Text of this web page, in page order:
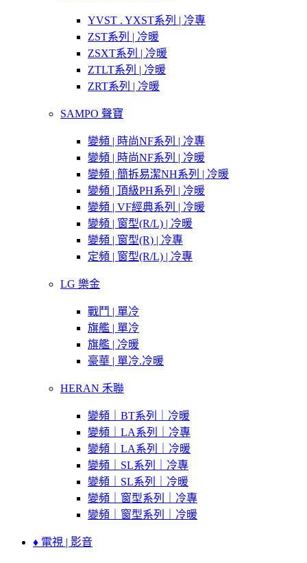
YVST . YXST系列 | 冷專
ZST系列 | 冷暖
ZSXT系列 | 冷暖
ZTLT系列 | 冷暖
ZRT系列 | 冷暖
SAMPO 聲寶
變頻 | 時尚NF系列 | 冷專
變頻 | 時尚NF系列 | 冷暖
變頻 | 簡拆易潔NH系列 | 冷暖
變頻 | 頂級PH系列 | 冷暖
變頻 | VF經典系列 | 冷暖
變頻 | 窗型(R/L) | 冷暖
變頻 | 窗型(R) | 冷專
定頻 | 窗型(R/L) | 冷專
LG 樂金
戰鬥 | 單冷
旗艦 | 單冷
旗艦 | 冷暖
豪華 | 單冷.冷暖
HERAN 禾聯
變頻｜BT系列｜冷暖
變頻｜LA系列｜冷專
變頻｜LA系列｜冷暖
變頻｜SL系列｜冷專
變頻｜SL系列｜冷暖
變頻｜窗型系列｜冷專
變頻｜窗型系列｜冷暖
♦ 電視 | 影音